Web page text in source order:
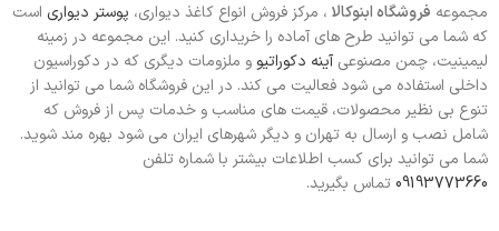
مجموعه فروشگاه ابنوکالا ، مرکز فروش انواع کاغذ دیواری، پوستر دیواری است
که شما می توانید طرح های آماده را خریداری کنید. این مجموعه در زمینه
لیمینیت، چمن مصنوعی آینه دکوراتیو و ملزومات دیگری که در دکوراسیون
داخلی استفاده می شود فعالیت می کند. در این فروشگاه شما می توانید از
تنوع بی نظیر محصولات، قیمت های مناسب و خدمات پس از فروش که
شامل نصب و ارسال به تهران و دیگر شهرهای ایران می شود بهره مند شوید.
شما می توانید برای کسب اطلاعات بیشتر با شماره تلفن
09193773660تماس بگیرید.